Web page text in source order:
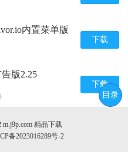
内置菜单版
下载
版2.25
下载
m.j9p.com 精品下载
备2023016289号-2
目录